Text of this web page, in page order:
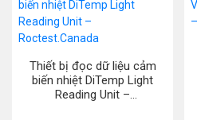
Thiết bị đọc dữ liệu cảm
biến nhiệt DiTemp Light
Reading Unit –